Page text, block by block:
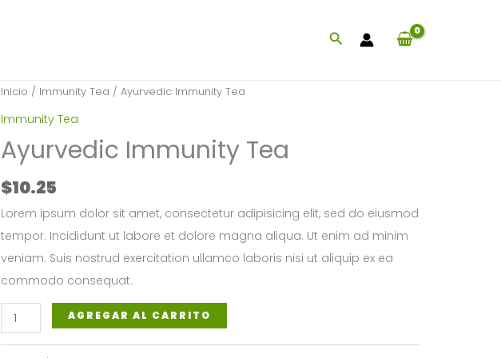
Buscar
Inicio / Immunity Tea / Ayurvedic Immunity Tea
Immunity Tea
Ayurvedic Immunity Tea
$10.25
Lorem ipsum dolor sit amet, consectetur adipisicing elit, sed do eiusmod
tempor. Incididunt ut labore et dolore magna aliqua. Ut enim ad minim
veniam. Suis nostrud exercitation ullamco laboris nisi ut aliquip ex ea
commodo consequat.
Ayurvedic
Immunity
AGREGAR AL CARRITO